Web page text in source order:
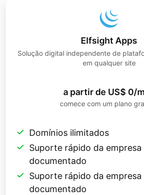
Elfsight Apps
Solução digital independente de
em qualquer site
a partir de US$ 0/
comece com um plano
Domínios ilimitados
Suporte rápido da empresa
documentado
Suporte rápido da empresa
documentado